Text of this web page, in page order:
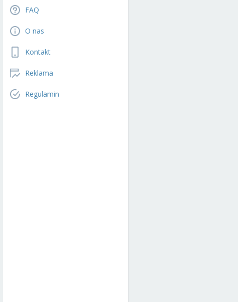
FAQ
O nas
Kontakt
Reklama
Regulamin